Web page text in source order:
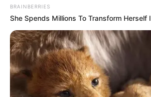
Melanina Artes- Idy Oliveira
BRAINBERRIES
She Spends Millions To Transform Herself